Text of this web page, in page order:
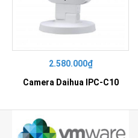
2.580.000₫
Camera Daihua IPC-C10